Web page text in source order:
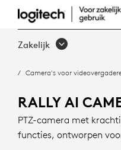
RALLY
AI
PRO
MET
Zakelijk
Camera's voor
RALLY AI
PTZ-camera met
functies, ontworpen